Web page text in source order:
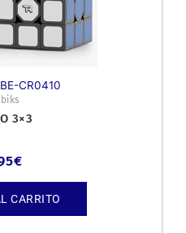
CR0410
3×3
€
CARRITO